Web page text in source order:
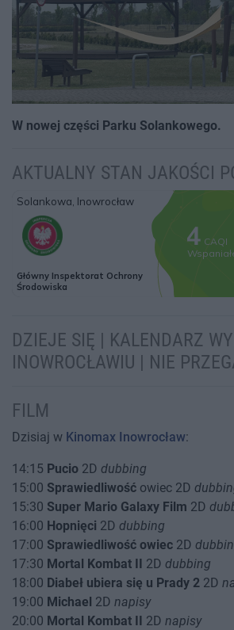
W nowej części Parku Solankowego.
AKTUALNY STAN JAKOŚCI
DZIEJE SIĘ | KALENDARZ
INOWROCŁAWIU | NIE
FILM
Dzisiaj w Kinomax Inowrocław:
14:15 Pucio 2D dubbing
15:00 Sprawiedliwość owiec 2D
15:30 Super Mario Galaxy Film 2D
16:00 Hopnięci 2D dubbing
17:00 Sprawiedliwość owiec 2D
17:30 Mortal Kombat II 2D dubbing
18:00 Diabeł ubiera się u Prady 2 2D
19:00 Michael 2D napisy
20:00 Mortal Kombat II 2D napisy